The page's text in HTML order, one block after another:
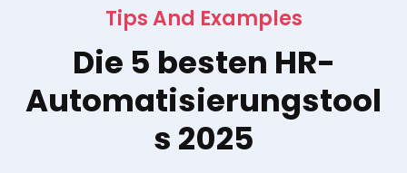
Tips And Examples
Die 5 besten HR-
Automatisierungstool
s 2025